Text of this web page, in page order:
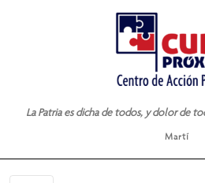
La Patria es dicha de todos, y dolor de
Martí